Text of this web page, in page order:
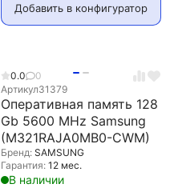
Добавить в конфигуратор
0.0
0
Артикул31379
Оперативная память 128
Gb 5600 MHz Samsung
(M321RAJA0MB0-CWM)
Бренд: SAMSUNG
Гарантия: 12 мес.
В наличии